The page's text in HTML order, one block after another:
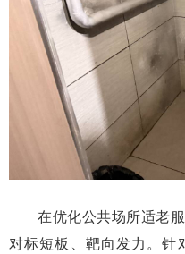
在优化公共场所适老
对标短板、靶向发力。针